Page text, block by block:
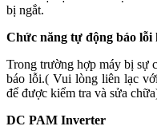
bị ngắt.
Chức năng tự động báo lỗi
Trong trường hợp máy bị sự
báo lỗi.( Vui lòng liên lạc
để được kiểm tra và sửa
DC PAM Inverter